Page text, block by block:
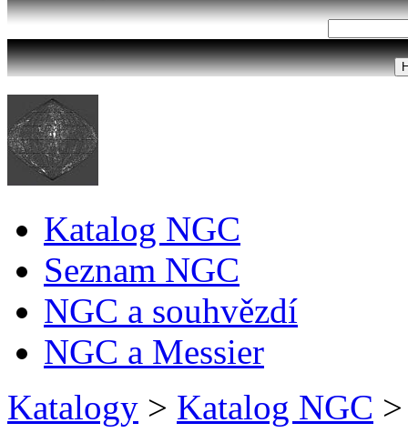
Katalog NGC
Seznam NGC
NGC a souhvězdí
NGC a Messier
Katalogy > Katalog NGC >